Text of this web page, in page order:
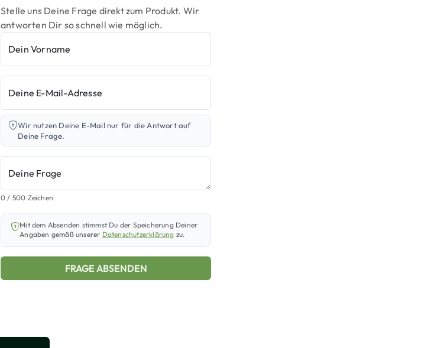
Stelle uns Deine Frage direkt zum Produkt. Wir
antworten Dir so schnell wie möglich.
Dein Vorname
Deine E-Mail-Adresse
Wir nutzen Deine E-Mail nur für die Antwort auf
Deine Frage.
Deine Frage
0 / 500 Zeichen
Mit dem Absenden stimmst Du der Speicherung Deiner
Angaben gemäß unserer Datenschutzerklärung zu.
FRAGE ABSENDEN